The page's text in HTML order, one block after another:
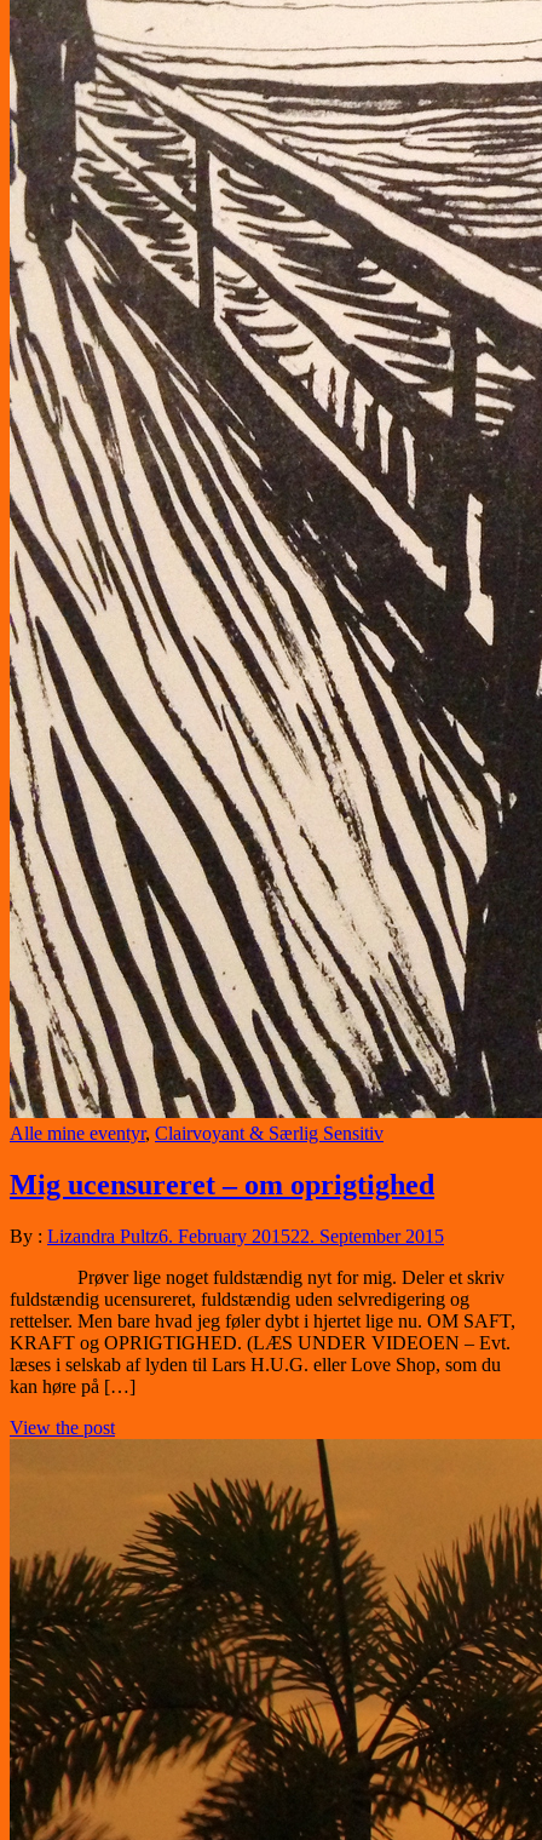
Alle mine eventyr, Clairvoyant & Særlig Sensitiv
Mig ucensureret – om oprigtighed
By : Lizandra Pultz6. February 201522. September 2015
Prøver lige noget fuldstændig nyt for mig. Deler et skriv
fuldstændig ucensureret, fuldstændig uden selvredigering og
rettelser. Men bare hvad jeg føler dybt i hjertet lige nu. OM SAFT,
KRAFT og OPRIGTIGHED. (LÆS UNDER VIDEOEN – Evt.
læses i selskab af lyden til Lars H.U.G. eller Love Shop, som du
kan høre på […]
View the post